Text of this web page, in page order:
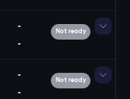
-
-
Not ready
-
-
Not ready